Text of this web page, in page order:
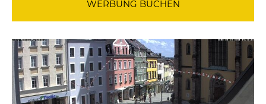
WERBUNG BUCHEN